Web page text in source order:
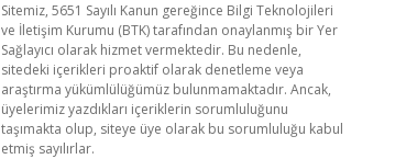
Sitemiz, 5651 Sayılı Kanun gereğince Bilgi Teknolojileri
ve İletişim Kurumu (BTK) tarafından onaylanmış bir Yer
Sağlayıcı olarak hizmet vermektedir. Bu nedenle,
sitedeki içerikleri proaktif olarak denetleme veya
araştırma yükümlülüğümüz bulunmamaktadır. Ancak,
üyelerimiz yazdıkları içeriklerin sorumluluğunu
taşımakta olup, siteye üye olarak bu sorumluluğu kabul
etmiş sayılırlar.